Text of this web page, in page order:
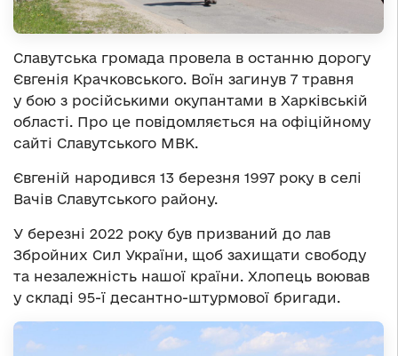
Славутська громада провела в останню дорогу
Євгенія Крачковського. Воїн загинув 7 травня
у бою з російськими окупантами в Харківській
області. Про це повідомляється на офіційному
сайті Славутського МВК.
Євгеній народився 13 березня 1997 року в селі
Вачів Славутського району.
У березні 2022 року був призваний до лав
Збройних Сил України, щоб захищати свободу
та незалежність нашої країни. Хлопець воював
у складі 95-ї десантно-штурмової бригади.